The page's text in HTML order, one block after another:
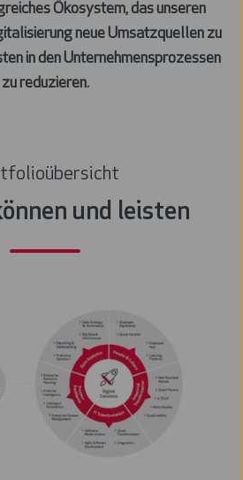
Ökosystem, das unseren
neue Umsatzquellen zu
in den Unternehmensprozessen
zu reduzieren.
und leisten